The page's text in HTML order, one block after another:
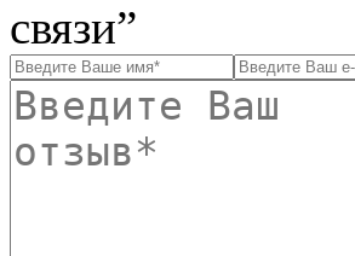
связи”